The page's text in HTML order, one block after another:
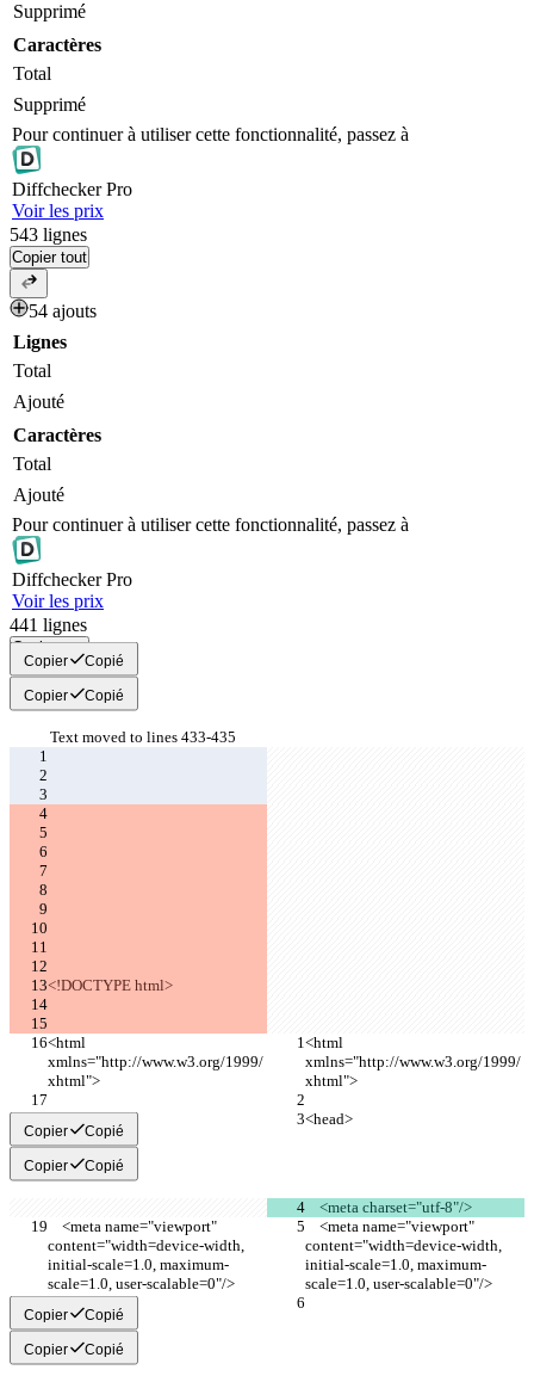
Supprimé
Caractères
Total
Supprimé
Pour continuer à utiliser cette fonctionnalité, passez à
DiffcheckerPro
Voir les prix
543 lignes
Copier tout
54 ajouts
Lignes
Total
Ajouté
Caractères
Total
Ajouté
Pour continuer à utiliser cette fonctionnalité, passez à
DiffcheckerPro
Voir les prix
441 lignes
Copier tout
Copier Copié
Copier Copié
Text moved to lines 433-435
<!DOCTYPE html>
<html
xmlns="http://www.w3.org/1999/
xhtml">
<html
xmlns="http://www.w3.org/1999/
xhtml">
<head> <head>
Copier Copié
Copier Copié
    <meta charset="utf-8"/>
content="width=device-width,
initial-scale=1.0, maximum-
scale=1.0, user-scalable=0"/>
content="width=device-width,
initial-scale=1.0, maximum-
scale=1.0, user-scalable=0"/>
Copier Copié
Copier Copié